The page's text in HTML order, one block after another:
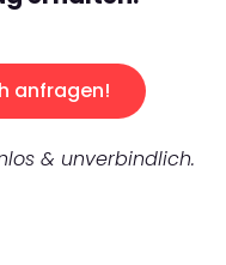
anfragen!
& unverbindlich.